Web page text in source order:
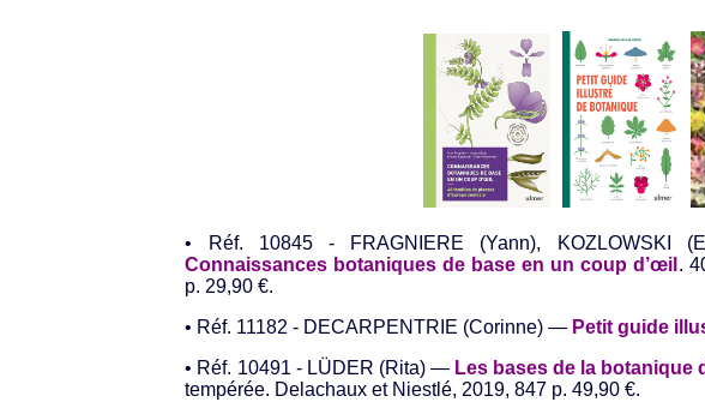
• Réf. 10845 - FRAGNIERE (Yann), KOZLOWSKI
Connaissances botaniques de base en un coup d’œil .
p. 29,90 €.
• Réf. 11182 - DECARPENTRIE (Corinne) — Petit guide
• Réf. 10491 - LÜDER (Rita) — Les bases de la botanique
tempérée. Delachaux et Niestlé, 2019, 847 p. 49,90 €.